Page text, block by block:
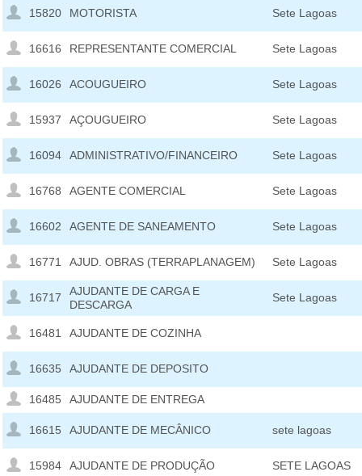
15820 MOTORISTA Sete Lagoas
16616 REPRESENTANTE COMERCIAL Sete Lagoas
16026 ACOUGUEIRO Sete Lagoas
15937 AÇOUGUEIRO Sete Lagoas
16094 ADMINISTRATIVO/FINANCEIRO Sete Lagoas
16768 AGENTE COMERCIAL Sete Lagoas
16602 AGENTE DE SANEAMENTO Sete Lagoas
16771 AJUD. OBRAS (TERRAPLANAGEM) Sete Lagoas
16717
AJUDANTE DE CARGA E
DESCARGA
Sete Lagoas
16481 AJUDANTE DE COZINHA
16635 AJUDANTE DE DEPOSITO
16485 AJUDANTE DE ENTREGA
16615 AJUDANTE DE MECÂNICO sete lagoas
15984 AJUDANTE DE PRODUÇÃO SETE LAGOAS